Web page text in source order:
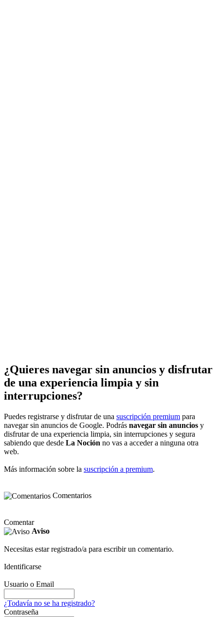
¿Quieres navegar sin anuncios y disfrutar
de una experiencia limpia y sin
interrupciones?
Puedes registrarse y disfrutar de una suscripción premium para
navegar sin anuncios de Google. Podrás navegar sin anuncios y
disfrutar de una experiencia limpia, sin interrupciones y segura
sabiendo que desde La Noción no vas a acceder a ninguna otra
web.
Más información sobre la suscripción a premium.
Comentarios
Comentar
Aviso
Necesitas estar registrado/a para escribir un comentario.
Identificarse
Usuario o Email
¿Todavía no se ha registrado?
Contraseña